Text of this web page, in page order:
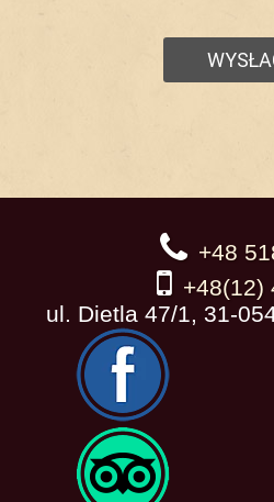
+48
+48(12)
ul. Dietla 47/1, 31-